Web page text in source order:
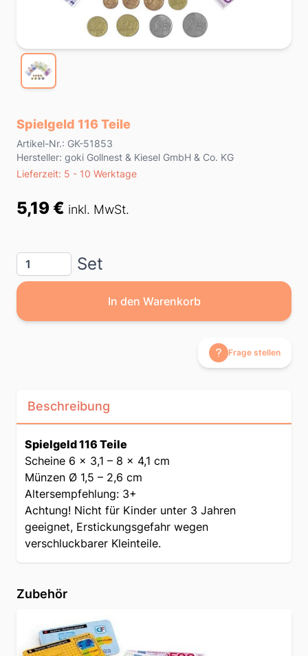
Spielgeld 116 Teile
Product information
Artikel-Nr.: GK-51853
Hersteller: goki Gollnest & Kiesel GmbH & Co. KG
Lieferzeit
Lieferzeit: 5 - 10 Werktage
Preis
5,19 € inkl. MwSt.
Menge Set
In den Warenkorb
Frage stellen
Beschreibung
Spielgeld 116 Teile
Scheine 6 x 3,1 – 8 x 4,1 cm
Münzen Ø 1,5 – 2,6 cm
Altersempfehlung: 3+
Achtung! Nicht für Kinder unter 3 Jahren
geeignet, Erstickungsgefahr wegen
verschluckbarer Kleinteile.
Zubehör